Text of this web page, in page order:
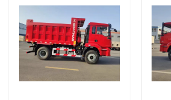
わたしたち に つい て